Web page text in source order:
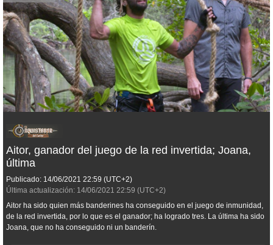
Aitor, ganador del juego de la red invertida; Joana,
última
Publicado: 14/06/2021 22:59 (UTC+2)
Última actualización: 14/06/2021 22:59 (UTC+2)
Aitor ha sido quien más banderines ha conseguido en el juego de inmunidad,
de la red invertida, por lo que es el ganador; ha logrado tres. La última ha sido
Joana, que no ha conseguido ni un banderín.